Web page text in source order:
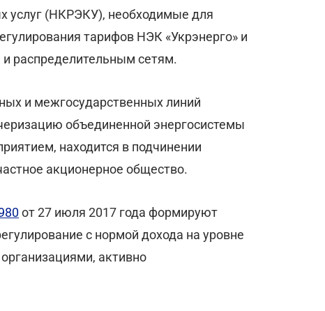
услуг (НКРЭКУ), необходимые для
тарифов НЭК «Укрэнерго» и
распределительным сетям.
и межгосударственных линий
объединенной энергосистемы
находится в подчинении
акционерное общество.
от 27 июля 2017 года формируют
с нормой дохода на уровне
активно